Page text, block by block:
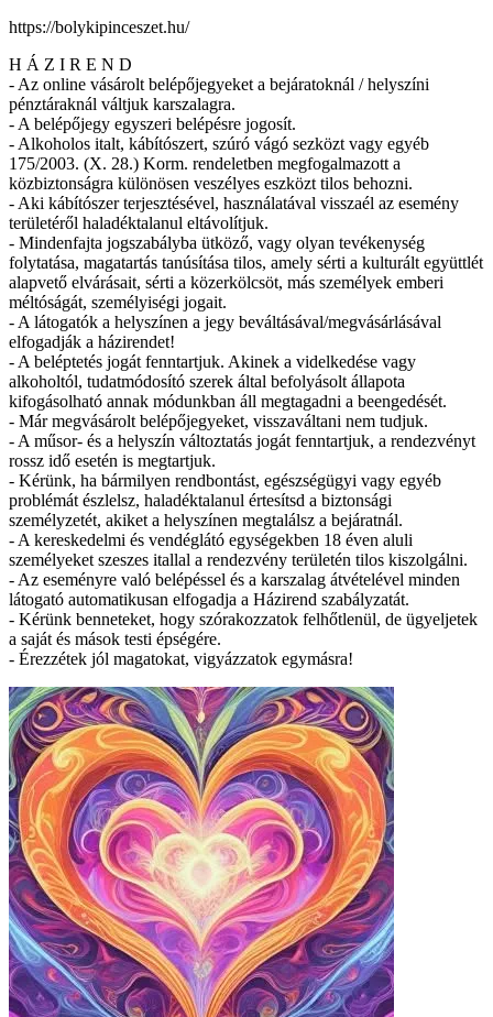
https://bolykipinceszet.hu/
H Á Z I R E N D
- Az online vásárolt belépőjegyeket a bejáratoknál / helyszíni
pénztáraknál váltjuk karszalagra.
- A belépőjegy egyszeri belépésre jogosít.
- Alkoholos italt, kábítószert, szúró vágó sezközt vagy egyéb
175/2003. (X. 28.) Korm. rendeletben megfogalmazott a
közbiztonságra különösen veszélyes eszközt tilos behozni.
- Aki kábítószer terjesztésével, használatával visszaél az esemény
területéről haladéktalanul eltávolítjuk.
- Mindenfajta jogszabályba ütköző, vagy olyan tevékenység
folytatása, magatartás tanúsítása tilos, amely sérti a kulturált együttlét
alapvető elvárásait, sérti a közerkölcsöt, más személyek emberi
méltóságát, személyiségi jogait.
- A látogatók a helyszínen a jegy beváltásával/megvásárlásával
elfogadják a házirendet!
- A beléptetés jogát fenntartjuk. Akinek a videlkedése vagy
alkoholtól, tudatmódosító szerek által befolyásolt állapota
kifogásolható annak módunkban áll megtagadni a beengedését.
- Már megvásárolt belépőjegyeket, visszaváltani nem tudjuk.
- A műsor- és a helyszín változtatás jogát fenntartjuk, a rendezvényt
rossz idő esetén is megtartjuk.
- Kérünk, ha bármilyen rendbontást, egészségügyi vagy egyéb
problémát észlelsz, haladéktalanul értesítsd a biztonsági
személyzetét, akiket a helyszínen megtalálsz a bejáratnál.
- A kereskedelmi és vendéglátó egységekben 18 éven aluli
személyeket szeszes itallal a rendezvény területén tilos kiszolgálni.
- Az eseményre való belépéssel és a karszalag átvételével minden
látogató automatikusan elfogadja a Házirend szabályzatát.
- Kérünk benneteket, hogy szórakozzatok felhőtlenül, de ügyeljetek
a saját és mások testi épségére.
- Érezzétek jól magatokat, vigyázzatok egymásra!